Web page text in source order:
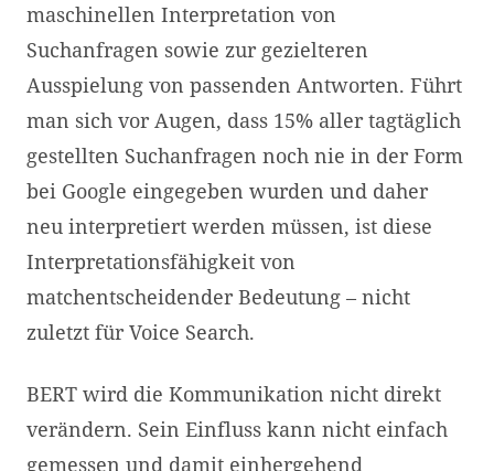
maschinellen Interpretation von
Suchanfragen sowie zur gezielteren
Ausspielung von passenden Antworten. Führt
man sich vor Augen, dass 15% aller tagtäglich
gestellten Suchanfragen noch nie in der Form
bei Google eingegeben wurden und daher
neu interpretiert werden müssen, ist diese
Interpretationsfähigkeit von
matchentscheidender Bedeutung – nicht
zuletzt für Voice Search.
BERT wird die Kommunikation nicht direkt
verändern. Sein Einfluss kann nicht einfach
gemessen und damit einhergehend